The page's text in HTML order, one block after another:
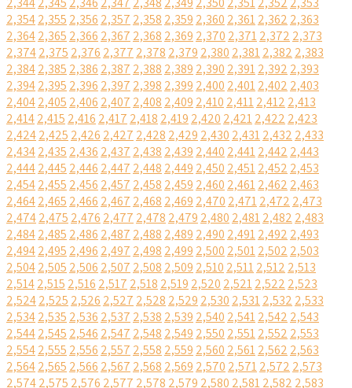
2,3542,355 2,356 2,357 2,358 2,359 2,360 2,3612,362 2,363
2,3642,365 2,366 2,367 2,368 2,369 2,370 2,3712,372 2,373
2,3742,375 2,376 2,377 2,378 2,379 2,380 2,3812,382 2,383
2,3842,385 2,386 2,387 2,388 2,389 2,390 2,3912,392 2,393
2,3942,395 2,396 2,397 2,398 2,399 2,400 2,4012,402 2,403
2,4042,405 2,406 2,407 2,408 2,409 2,410 2,4112,412 2,413
2,4142,415 2,416 2,417 2,418 2,419 2,420 2,4212,422 2,423
2,4242,425 2,426 2,427 2,428 2,429 2,430 2,4312,432 2,433
2,4342,435 2,436 2,437 2,438 2,439 2,440 2,4412,442 2,443
2,4442,445 2,446 2,447 2,448 2,449 2,450 2,4512,452 2,453
2,4542,455 2,456 2,457 2,458 2,459 2,460 2,4612,462 2,463
2,4642,465 2,466 2,467 2,468 2,469 2,470 2,4712,472 2,473
2,4742,475 2,476 2,477 2,478 2,479 2,480 2,4812,482 2,483
2,4842,485 2,486 2,487 2,488 2,489 2,490 2,4912,492 2,493
2,4942,495 2,496 2,497 2,498 2,499 2,500 2,5012,502 2,503
2,5042,505 2,506 2,507 2,508 2,509 2,510 2,5112,512 2,513
2,5142,515 2,516 2,517 2,518 2,519 2,520 2,5212,522 2,523
2,5242,525 2,526 2,527 2,528 2,529 2,530 2,5312,532 2,533
2,5342,535 2,536 2,537 2,538 2,539 2,540 2,5412,542 2,543
2,5442,545 2,546 2,547 2,548 2,549 2,550 2,5512,552 2,553
2,5542,555 2,556 2,557 2,558 2,559 2,560 2,5612,562 2,563
2,5642,565 2,566 2,567 2,568 2,569 2,570 2,5712,572 2,573
2,5742,575 2,576 2,577 2,578 2,579 2,580 2,5812,582 2,583